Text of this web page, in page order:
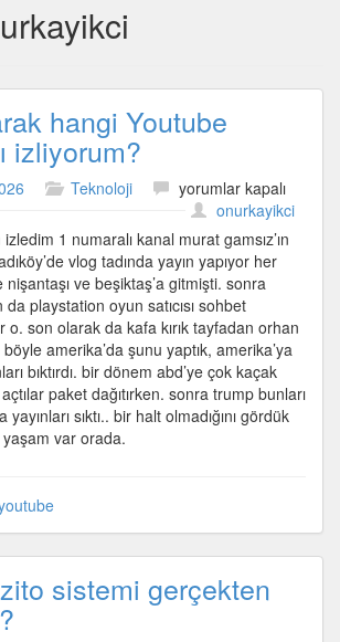
hangi Youtube
izliyorum?
Teknoloji
Yoğun
olarak
hangi
Youtube
kanallarını
izliyorum?
için
yorumlar kapalı
onurkayikci
1 numaralı kanal murat gamsız’ın
vlog tadında yayın yapıyor her
ve beşiktaş’a gitmişti. sonra
playstation oyun satıcısı sohbet
o. son olarak da kafa kırık tayfadan orhan
amerika’da şunu yaptık, amerika’ya
bıktırdı. bir dönem abd’ye çok kaçak
paket dağıtırken. sonra trump bunları
sıktı.. bir halt olmadığını gördük
var orada.
sistemi gerçekten